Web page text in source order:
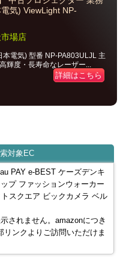
気) ViewLight NP-
場店
本電気) 型番 NP-PA803ULJL 主
輝度・長寿命なレーザー...
詳細はこちら
対象EC
PAY e-BEST ケーズデンキ
プ ファッションウォーカー
スクエア ビックカメラ ベル
されません。amazonにつき
リンクよりご訪問いただけま